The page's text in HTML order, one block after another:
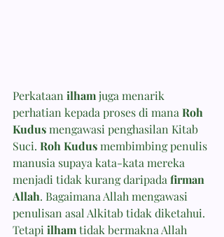
Perkataan ilham juga menarik
perhatian kepada proses di mana Roh
Kudus mengawasi penghasilan Kitab
Suci. Roh Kudus membimbing penulis
manusia supaya kata-kata mereka
menjadi tidak kurang daripada firman
Allah. Bagaimana Allah mengawasi
penulisan asal Alkitab tidak diketahui.
Tetapi ilham tidak bermakna Allah